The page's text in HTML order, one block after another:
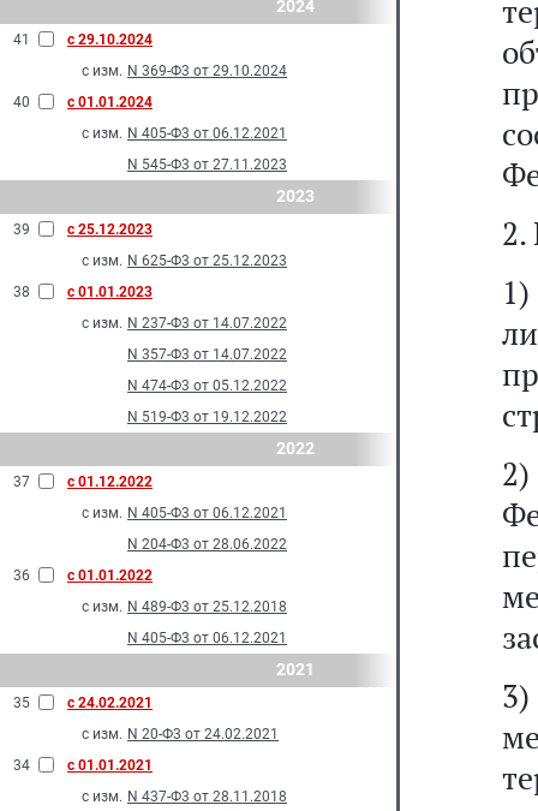
2024
41
с 29.10.2024
с изм. N 369-Ф3 от 29.10.2024
40
с 01.01.2024
с изм. N 405-Ф3 от 06.12.2021
N 545-Ф3 от 27.11.2023
2023
39
с 25.12.2023
с изм. N 625-Ф3 от 25.12.2023
38
с 01.01.2023
с изм. N 237-Ф3 от 14.07.2022
N 357-Ф3 от 14.07.2022
N 474-Ф3 от 05.12.2022
N 519-Ф3 от 19.12.2022
2022
37
с 01.12.2022
с изм. N 405-Ф3 от 06.12.2021
N 204-Ф3 от 28.06.2022
36
с 01.01.2022
с изм. N 489-Ф3 от 25.12.2018
N 405-Ф3 от 06.12.2021
2021
35
с 24.02.2021
с изм. N 20-Ф3 от 24.02.2021
34
с 01.01.2021
с изм. N 437-Ф3 от 28.11.2018
2.